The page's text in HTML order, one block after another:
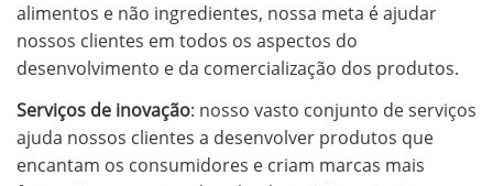
alimentos e não ingredientes, nossa meta é ajudar
nossos clientes em todos os aspectos do
desenvolvimento e da comercialização dos produtos.
Serviços de inovação: nosso vasto conjunto de serviços
ajuda nossos clientes a desenvolver produtos que
encantam os consumidores e criam marcas mais